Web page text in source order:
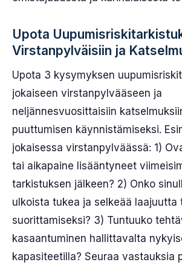
Upota
Virstanpylväisiin ja
Upota 3 kysymyksen
jokaiseen virstanpylvääseen ja
neljännesvuosittaisiin
puuttumisen käynnistämiseksi.
jokaisessa virstanpylväässä: 1)
tai aikapaine lisääntyneet
tarkistuksen jälkeen? 2) Onko
ulkoista tukea ja selkeää laajuutta
suorittamiseksi? 3) Tuntuuko
kasaantuminen hallittavalta
kapasiteetilla? Seuraa vastauksia